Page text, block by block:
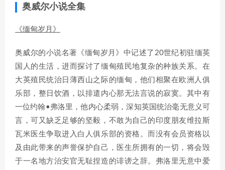
奥威尔小说全集
《缅甸岁月》
奥威尔的小说名著《缅甸岁月》中记述了20世纪初驻缅英
国人的生活，进而探讨了缅甸殖民地复杂的种族关系。在
大英殖民统治日薄西山之际的缅甸，他们相聚在欧洲人俱
乐部，整日饮酒，以排遣内心那无法言说的寂寞。其中有
一位约翰•弗洛里，他内心柔弱，深知英国统治毫无意义可
言，可又缺乏足够的坚毅，不敢为自己的印度朋友维拉斯
瓦米医生争取进入白人俱乐部的资格。而没有会员资格以
及由此带来的声誉保护自己，医生所拥有的一切，将会毁
于一名地方治安官无耻捏造的诽谤之辞。弗洛里无意中爱